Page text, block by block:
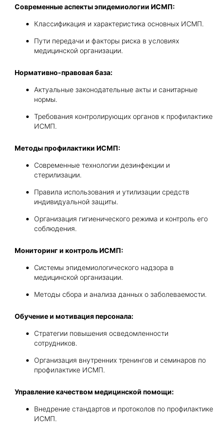
Современные аспекты эпидемиологии ИСМП:
Классификация и характеристика основных ИСМП.
Пути передачи и факторы риска в условиях
медицинской организации.
Нормативно-правовая база:
Актуальные законодательные акты и санитарные
нормы.
Требования контролирующих органов к профилактике
ИСМП.
Методы профилактики ИСМП:
Современные технологии дезинфекции и
стерилизации.
Правила использования и утилизации средств
индивидуальной защиты.
Организация гигиенического режима и контроль его
соблюдения.
Мониторинг и контроль ИСМП:
Системы эпидемиологического надзора в
медицинской организации.
Методы сбора и анализа данных о заболеваемости.
Обучение и мотивация персонала:
Стратегии повышения осведомленности
сотрудников.
Организация внутренних тренингов и семинаров по
профилактике ИСМП.
Управление качеством медицинской помощи:
Внедрение стандартов и протоколов по профилактике
ИСМП.